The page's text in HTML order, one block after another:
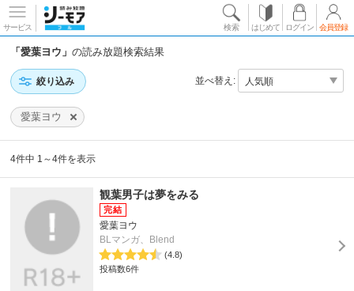
サービス 検索 はじめて ログイン 会員登録
「愛葉ヨウ」の読み放題検索結果
絞り込み 並べ替え:
愛葉ヨウ
4件中 1～4件を表示
観葉男子は夢をみる
愛葉ヨウ
BLマンガ、Blend
(4.8)
投稿数6件